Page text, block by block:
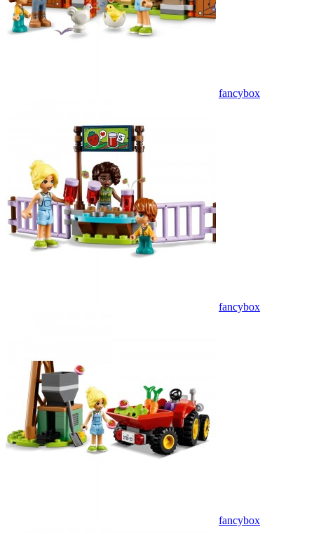
fancybox
fancybox
fancybox